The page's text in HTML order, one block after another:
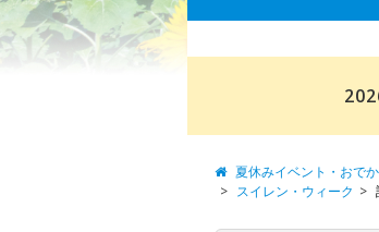
夏休みイベント・おで
スイレン・ウィーク